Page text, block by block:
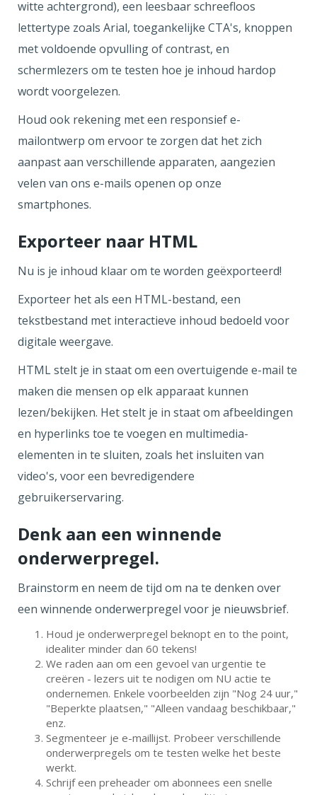
witte achtergrond), een leesbaar schreefloos
lettertype zoals Arial, toegankelijke CTA's, knoppen
met voldoende opvulling of contrast, en
schermlezers om te testen hoe je inhoud hardop
wordt voorgelezen.
Houd ook rekening met een responsief e-
mailontwerp om ervoor te zorgen dat het zich
aanpast aan verschillende apparaten, aangezien
velen van ons e-mails openen op onze
smartphones.
Exporteer naar HTML
Nu is je inhoud klaar om te worden geëxporteerd!
Exporteer het als een HTML-bestand, een
tekstbestand met interactieve inhoud bedoeld voor
digitale weergave.
HTML stelt je in staat om een overtuigende e-mail te
maken die mensen op elk apparaat kunnen
lezen/bekijken. Het stelt je in staat om afbeeldingen
en hyperlinks toe te voegen en multimedia-
elementen in te sluiten, zoals het insluiten van
video's, voor een bevredigendere
gebruikerservaring.
Denk aan een winnende
onderwerpregel.
Brainstorm en neem de tijd om na te denken over
een winnende onderwerpregel voor je nieuwsbrief.
Houd je onderwerpregel beknopt en to the point,
idealiter minder dan 60 tekens!
We raden aan om een gevoel van urgentie te
creëren - lezers uit te nodigen om NU actie te
ondernemen. Enkele voorbeelden zijn "Nog 24 uur,"
"Beperkte plaatsen," "Alleen vandaag beschikbaar,"
enz.
Segmenteer je e-maillijst. Probeer verschillende
onderwerpregels om te testen welke het beste
werkt.
Schrijf een preheader om abonnees een snelle